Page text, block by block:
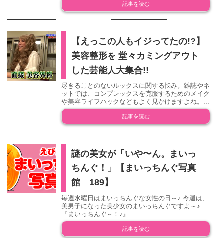
記事を読む
【えっこの人もイジってたの!?】
美容整形を 堂々カミングアウト
した芸能人大集合!!
尽きることのないルックスに関する悩み。雑誌やネ
ットでは、コンプレックスを克服するためのメイク
や美容ライフハックなどもよく見かけますよね。...
記事を読む
謎の美女が「いや〜ん。まいっ
ちんぐ！」【まいっちんぐ写真
館 189】
毎週水曜日はまいっちんぐな女性の日～♪ 今週は、
美男子になった美少女のまいっちんぐですよ～♪
『まいっちんぐ～！♪』
記事を読む